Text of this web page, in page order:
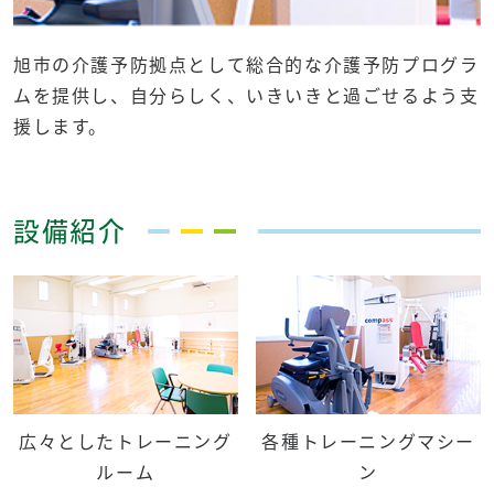
旭市の介護予防拠点として総合的な介護予防プログラ
ムを提供し、自分らしく、いきいきと過ごせるよう支
援します。
設備紹介
広々としたトレーニング
ルーム
各種トレーニングマシー
ン